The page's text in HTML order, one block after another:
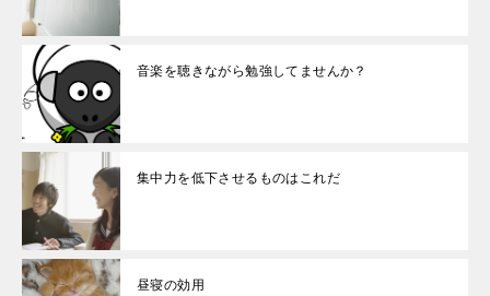
音楽を聴きながら勉強してませんか？
集中力を低下させるものはこれだ
昼寝の効用